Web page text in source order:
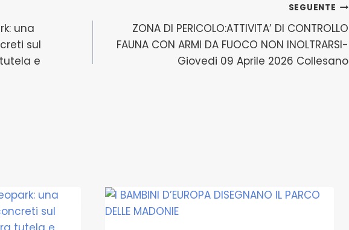
una
sul
e
SEGUENTE
ZONA DI PERICOLO:ATTIVITA’ DI CONTROLLO
FAUNA CON ARMI DA FUOCO NON INOLTRARSI-
Giovedi 09 Aprile 2026 Collesano